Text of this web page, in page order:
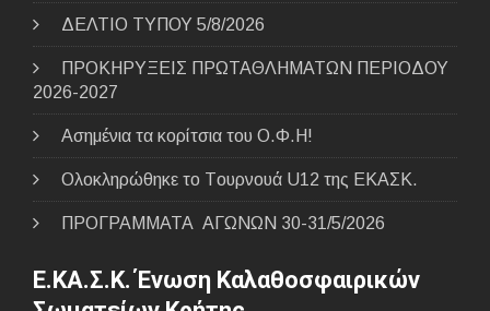
ΔΕΛΤΙΟ ΤΥΠΟΥ 5/8/2026
ΠΡΟΚΗΡΥΞΕΙΣ ΠΡΩΤΑΘΛΗΜΑΤΩΝ ΠΕΡΙΟΔΟΥ
2026-2027
Ασημένια τα κορίτσια του Ο.Φ.Η!
Ολοκληρώθηκε το Tουρνουά U12 της ΕΚΑΣΚ.
ΠΡΟΓΡΑΜΜΑΤΑ ΑΓΩΝΩΝ 30-31/5/2026
Ε.ΚΑ.Σ.Κ. Ένωση Καλαθοσφαιρικών